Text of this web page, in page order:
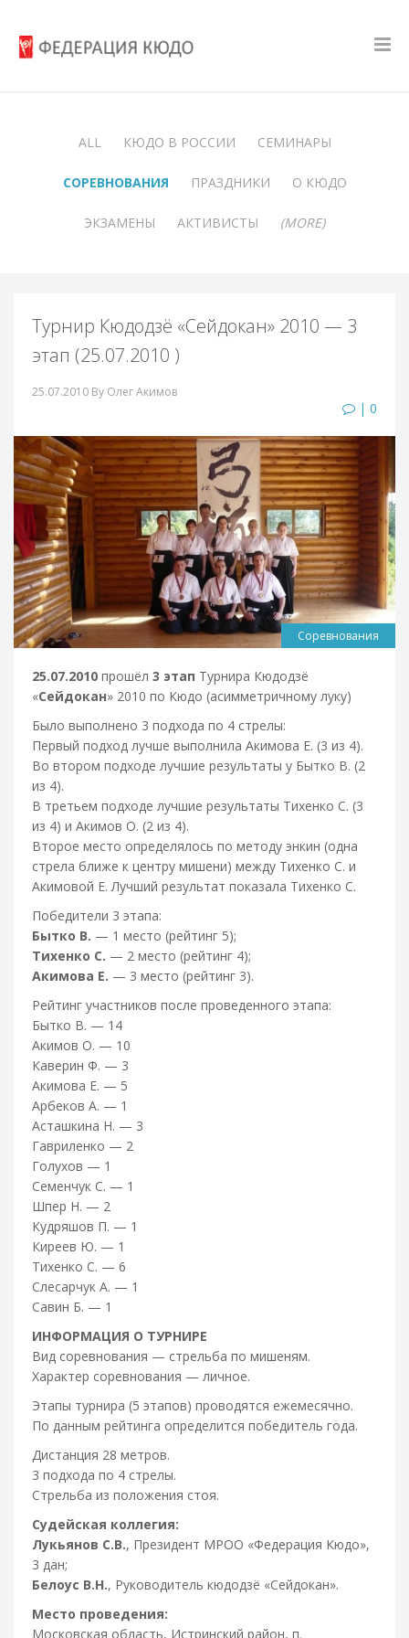
ALL КЮДО В РОССИИ СЕМИНАРЫ
СОРЕВНОВАНИЯ ПРАЗДНИКИ О КЮДО
ЭКЗАМЕНЫ АКТИВИСТЫ (MORE)
Турнир Кюдодзё «Сейдокан» 2010 — 3
этап (25.07.2010 )
25.07.2010 By Олег Акимов
| 0
Соревнования
25.07.2010 прошёл 3 этап Турнира Кюдодзё
«Сейдокан» 2010 по Кюдо (асимметричному луку)
Было выполнено 3 подхода по 4 стрелы:
Первый подход лучше выполнила Акимова Е. (3 из 4).
Во втором подходе лучшие результаты у Бытко В. (2
из 4).
В третьем подходе лучшие результаты Тихенко С. (3
из 4) и Акимов О. (2 из 4).
Второе место определялось по методу энкин (одна
стрела ближе к центру мишени) между Тихенко С. и
Акимовой Е. Лучший результат показала Тихенко С.
Победители 3 этапа:
Бытко В. — 1 место (рейтинг 5);
Тихенко С. — 2 место (рейтинг 4);
Акимова Е. — 3 место (рейтинг 3).
Рейтинг участников после проведенного этапа:
Бытко В. — 14
Акимов О. — 10
Каверин Ф. — 3
Акимова Е. — 5
Арбеков А. — 1
Асташкина Н. — 3
Гавриленко — 2
Голухов — 1
Семенчук С. — 1
Шпер Н. — 2
Кудряшов П. — 1
Киреев Ю. — 1
Тихенко С. — 6
Слесарчук А. — 1
Савин Б. — 1
ИНФОРМАЦИЯ О ТУРНИРЕ
Вид соревнования — стрельба по мишеням.
Характер соревнования — личное.
Этапы турнира (5 этапов) проводятся ежемесячно.
По данным рейтинга определится победитель года.
Дистанция 28 метров.
3 подхода по 4 стрелы.
Стрельба из положения стоя.
Судейская коллегия:
Лукьянов С.В., Президент МРОО «Федерация Кюдо»,
3 дан;
Белоус В.Н., Руководитель кюдодзё «Сейдокан».
Место проведения:
Московская область, Истринский район, п.